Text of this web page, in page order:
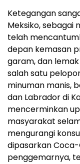
Ketegangan
Meksiko, sebagai
telah
depan kemasan
garam, dan
salah satu
minuman manis,
dan Labrador di
mencerminkan
masyarakat
mengurangi
dipasarkan
penggemarnya,